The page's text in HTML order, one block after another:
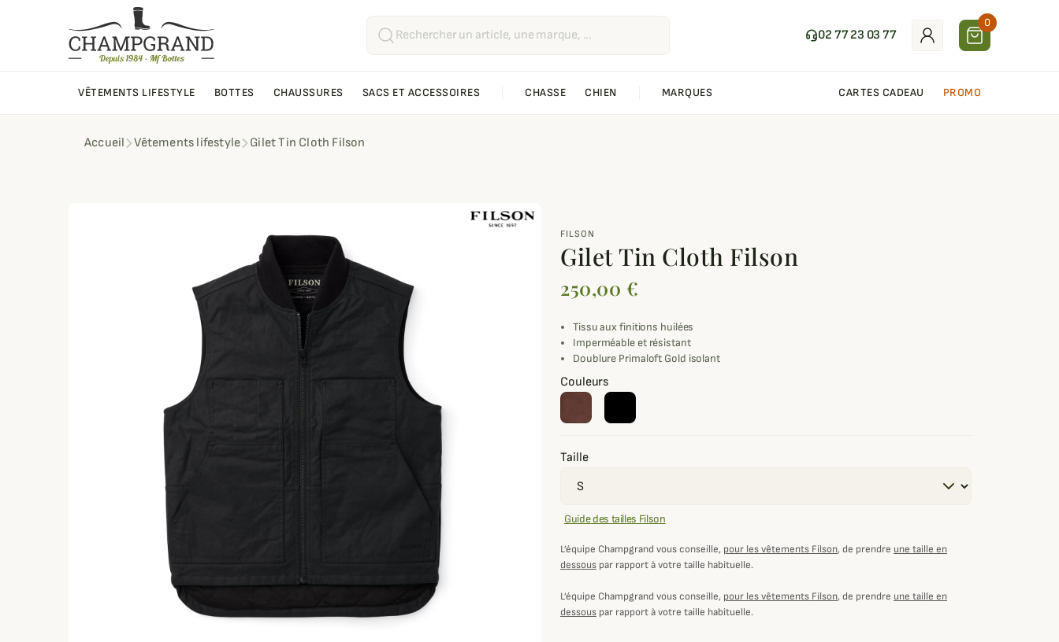
02 77 23 03 77
0
VÊTEMENTS LIFESTYLE BOTTES CHAUSSURES SACS ET ACCESSOIRES CHASSE CHIEN MARQUES CARTES CADEAU PROMO
Accueil Vêtements lifestyle Gilet Tin Cloth Filson
FILSON
Gilet Tin Cloth Filson
250,00 €
Tissu aux finitions huilées
Imperméable et résistant
Doublure Primaloft Gold isolant
Couleurs
Taille
Guide des tailles Filson
L’équipe Champgrand vous conseille, pour les vêtements Filson, de prendre une taille en
dessous par rapport à votre taille habituelle.
L’équipe Champgrand vous conseille, pour les vêtements Filson, de prendre une taille en
dessous par rapport à votre taille habituelle.